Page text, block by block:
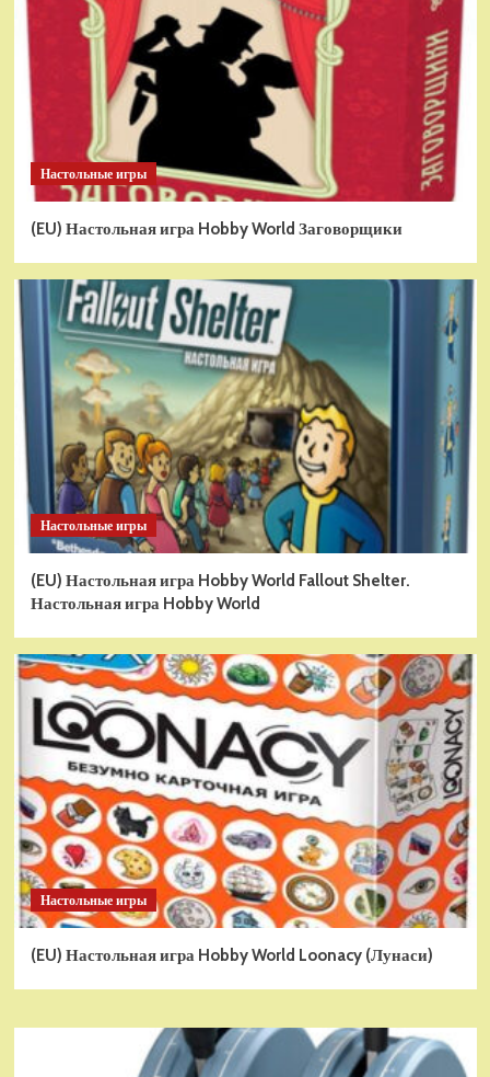
Настольные игры
(EU) Настольная игра Hobby World Заговорщики
Настольные игры
(EU) Настольная игра Hobby World Fallout Shelter.
Настольная игра Hobby World
Настольные игры
(EU) Настольная игра Hobby World Loonacy (Лунаси)